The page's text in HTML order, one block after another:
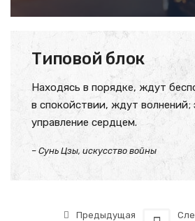
Типовой блок
Находясь в порядке, ждут
в спокойствии, ждут волнений;
управление сердцем.
– Сунь Цзы, искусство войны
Предыдущая